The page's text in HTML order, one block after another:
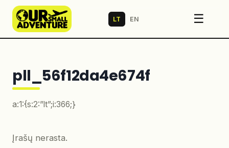
LT EN ☰
pll_56f12da4e674f
a:1:{s:2:”lt”;i:366;}
Įrašų nerasta.